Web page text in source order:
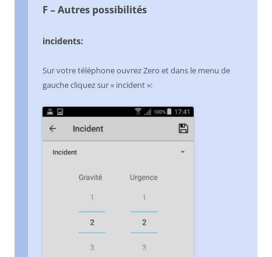
F – Autres possibilités
incidents:
Sur votre téléphone ouvrez Zero et dans le menu de
gauche cliquez sur « incident »: